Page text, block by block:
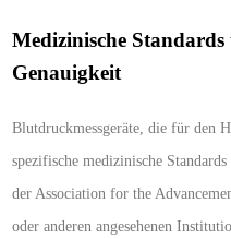
Medizinische
Genauigkeit
Blutdruckmessgeräte, die für den
spezifische medizinische
der Association for the
oder anderen angesehenen